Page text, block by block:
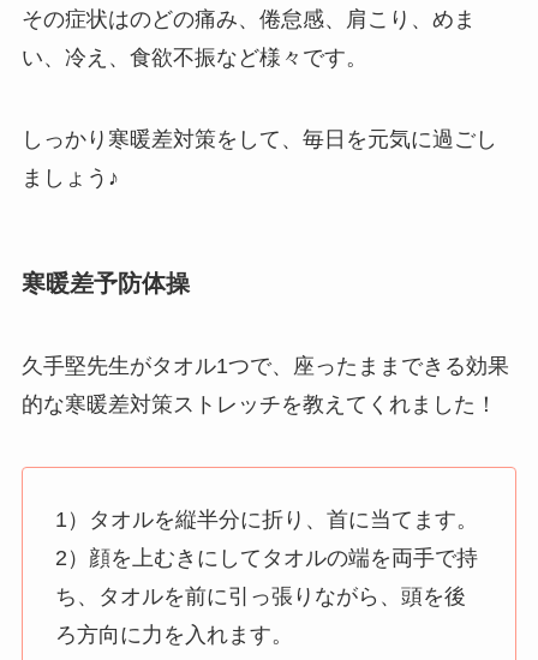
その症状はのどの痛み、倦怠感、肩こり、めま
い、冷え、食欲不振など様々です。
しっかり寒暖差対策をして、毎日を元気に過ごし
ましょう♪
寒暖差予防体操
久手堅先生がタオル1つで、座ったままできる効果
的な寒暖差対策ストレッチを教えてくれました！
1）タオルを縦半分に折り、首に当てます。
2）顔を上むきにしてタオルの端を両手で持
ち、タオルを前に引っ張りながら、頭を後
ろ方向に力を入れます。